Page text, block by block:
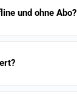
und ohne Abo?